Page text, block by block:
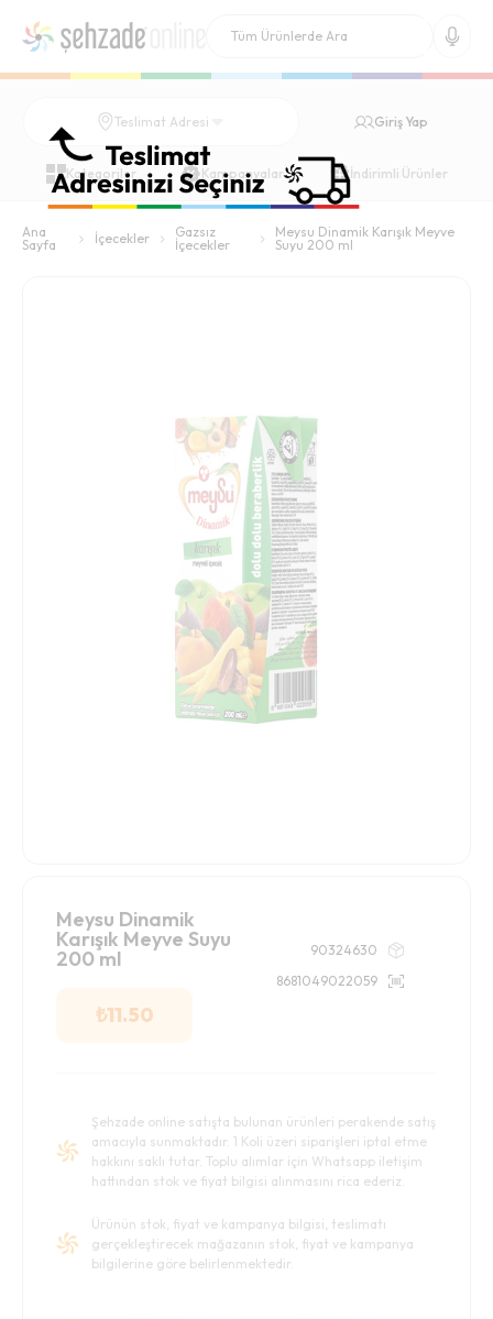
Teslimat Adresi Giriş Yap
Kategoriler Kampanyalar İndirimli Ürünler
Ana
Sayfa
İçecekler
Gazsız
İçecekler
Meysu Dinamik Karışık Meyve
Suyu 200 ml
Meysu Dinamik
Karışık Meyve Suyu
200 ml
₺11.50
90324630
8681049022059
Şehzade online satışta bulunan ürünleri perakende satış
amacıyla sunmaktadır. 1 Koli üzeri siparişleri iptal etme
hakkını saklı tutar. Toplu alımlar için Whatsapp iletişim
hattından stok ve fiyat bilgisi alınmasını rica ederiz.
Ürünün stok, fiyat ve kampanya bilgisi, teslimatı
gerçekleştirecek mağazanın stok, fiyat ve kampanya
bilgilerine göre belirlenmektedir.